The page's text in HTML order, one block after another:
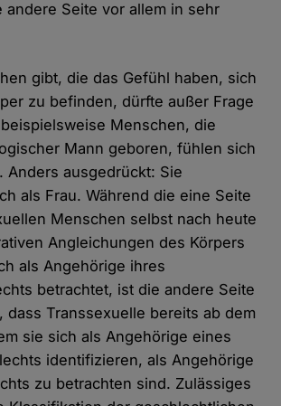
andere Seite vor allem in sehr
gibt, die das Gefühl haben, sich
zu befinden, dürfte außer Frage
Menschen, die
Mann geboren, fühlen sich
Anders ausgedrückt: Sie
als Frau. Während die eine Seite
Menschen selbst nach heute
Angleichungen des Körpers
als Angehörige ihres
betrachtet, ist die andere Seite
dass Transsexuelle bereits ab dem
sie sich als Angehörige eines
identifizieren, als Angehörige
zu betrachten sind. Zulässiges